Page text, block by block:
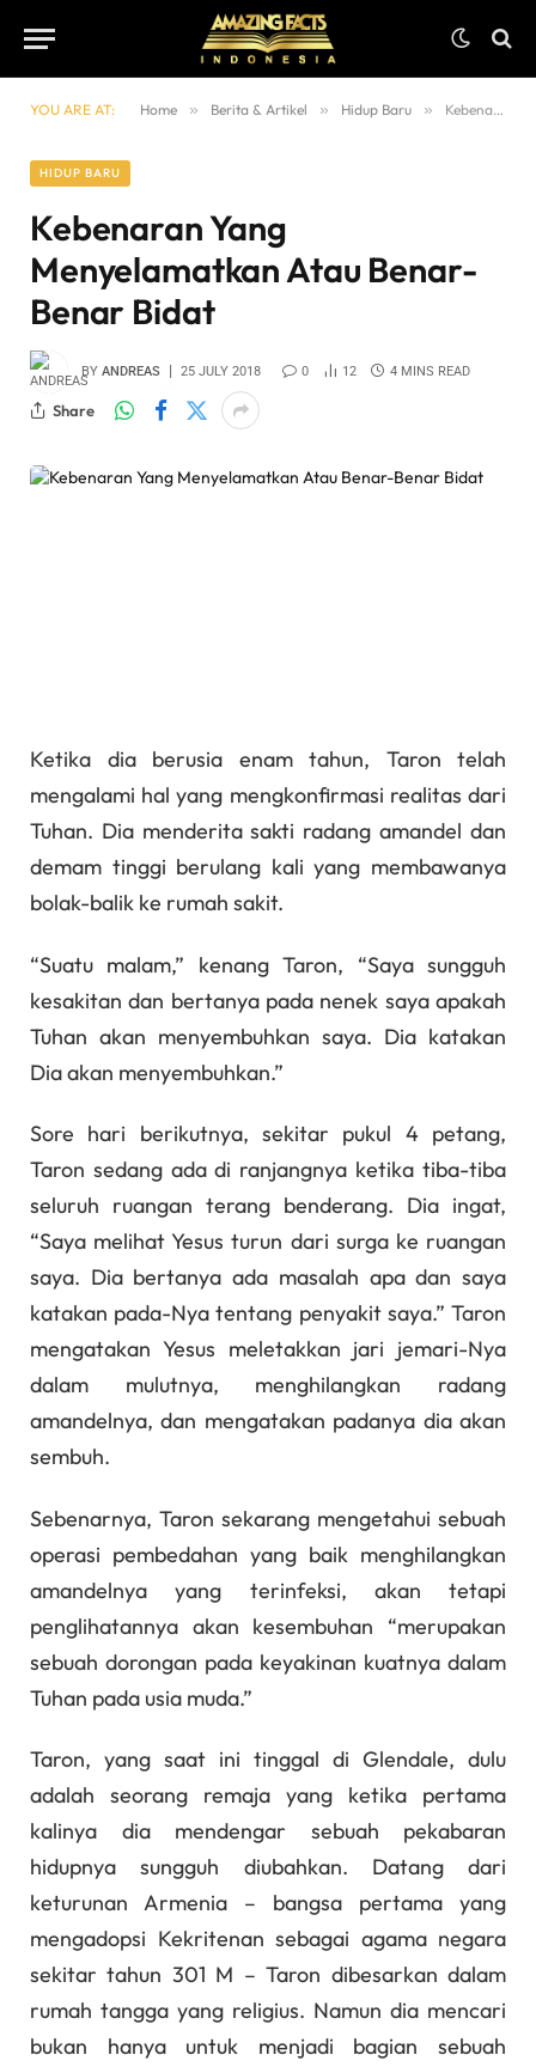
YOU ARE AT: Home » Berita & Artikel » Hidup Baru » Kebenaran Yang Menyelamatkan Atau Benar-benar Bidat
HIDUP BARU
Kebenaran Yang
Menyelamatkan Atau Benar-
Benar Bidat
BY ANDREAS 25 JULY 2018 0 12 4 MINS READ
Share
Ketika dia berusia enam tahun, Taron telah
mengalami hal yang mengkonfirmasi realitas dari
Tuhan. Dia menderita sakti radang amandel dan
demam tinggi berulang kali yang membawanya
bolak-balik ke rumah sakit.
“Suatu malam,” kenang Taron, “Saya sungguh
kesakitan dan bertanya pada nenek saya apakah
Tuhan akan menyembuhkan saya. Dia katakan
Dia akan menyembuhkan.”
Sore hari berikutnya, sekitar pukul 4 petang,
Taron sedang ada di ranjangnya ketika tiba-tiba
seluruh ruangan terang benderang. Dia ingat,
“Saya melihat Yesus turun dari surga ke ruangan
saya. Dia bertanya ada masalah apa dan saya
katakan pada-Nya tentang penyakit saya.” Taron
mengatakan Yesus meletakkan jari jemari-Nya
dalam mulutnya, menghilangkan radang
amandelnya, dan mengatakan padanya dia akan
sembuh.
Sebenarnya, Taron sekarang mengetahui sebuah
operasi pembedahan yang baik menghilangkan
amandelnya yang terinfeksi, akan tetapi
penglihatannya akan kesembuhan “merupakan
sebuah dorongan pada keyakinan kuatnya dalam
Tuhan pada usia muda.”
Taron, yang saat ini tinggal di Glendale, dulu
adalah seorang remaja yang ketika pertama
kalinya dia mendengar sebuah pekabaran
hidupnya sungguh diubahkan. Datang dari
keturunan Armenia – bangsa pertama yang
mengadopsi Kekritenan sebagai agama negara
sekitar tahun 301 M – Taron dibesarkan dalam
rumah tangga yang religius. Namun dia mencari
bukan hanya untuk menjadi bagian sebuah